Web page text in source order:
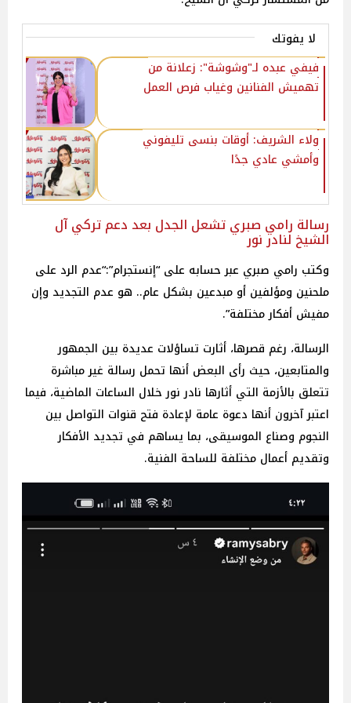
لا يفوتك
فيفي عبده لـ"وشوشة": زعلانة من
تهميش الفنانين وغياب فرص العمل
ولاء الشريف: أوقات بنسى تليفوني
وأمشي عادي جدًا
رسالة رامي صبري تشعل الجدل بعد دعم تركي آل
الشيخ لنادر نور
وكتب رامي صبري عبر حسابه على “إنستجرام”:“عدم الرد على
ملحنين ومؤلفين أو مبدعين بشكل عام.. هو عدم التجديد وإن
مفيش أفكار مختلفة”.
الرسالة، رغم قصرها، أثارت تساؤلات عديدة بين الجمهور
والمتابعين، حيث رأى البعض أنها تحمل رسالة غير مباشرة
تتعلق بالأزمة التي أثارها نادر نور خلال الساعات الماضية، فيما
اعتبر آخرون أنها دعوة عامة لإعادة فتح قنوات التواصل بين
النجوم وصناع الموسيقى، بما يساهم في تجديد الأفكار
وتقديم أعمال مختلفة للساحة الفنية.